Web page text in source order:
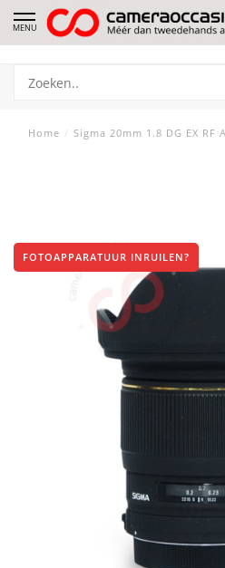
MENU
Home / Sigma 20mm 1.8 DG EX
FOTOAPPARATUUR INRUILEN?